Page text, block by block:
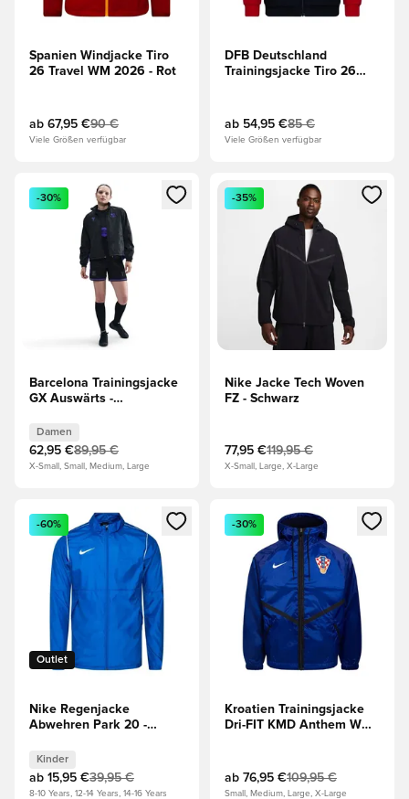
Spanien Windjacke Tiro
26 Travel WM 2026 - Rot
ab 67,95 €90 €
Viele Größen verfügbar
DFB Deutschland
Trainingsjacke Tiro 26
ab 54,95 €85 €
Viele Größen verfügbar
Öffnet ein neues Fenster zum Anmelden oder Registrieren
-30%
Barcelona Trainingsjacke
GX Auswärts -
Damen
62,95 €89,95 €
X-Small, Small, Medium, Large
Öffnet ein neues Fenster
-35%
Nike Jacke Tech Woven
FZ - Schwarz
77,95 €119,95 €
X-Small, Large, X-Large
Öffnet ein neues Fenster zum Anmelden oder Registrieren
Outlet
-60%
Nike Regenjacke
Abwehren Park 20 -
Kinder
ab 15,95 €39,95 €
8-10 Years, 12-14 Years, 14-16 Years
Öffnet ein neues Fenster
-30%
Kroatien Trainingsjacke
Dri-FIT KMD Anthem WM
ab 76,95 €109,95 €
Small, Medium, Large, X-Large